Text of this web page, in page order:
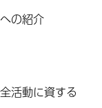
の紹介
活動に資する